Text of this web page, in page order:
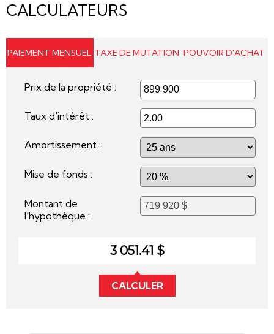
CALCULATEURS
PAIEMENT MENSUEL TAXE DE MUTATION POUVOIR D'ACHAT
Prix de la propriété :
Taux d'intérêt :
Amortissement :
Mise de fonds :
Montant de
l'hypothèque :
3 051.41 $
CALCULER